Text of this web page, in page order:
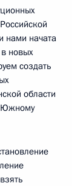
нами начата
новых
создать
области
Южному